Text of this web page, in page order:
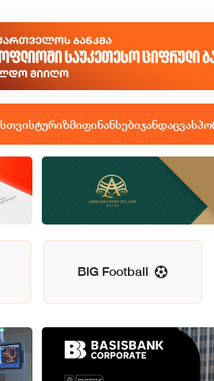
ტურიზმიფინანსებიჯანდაცვა
BIG Football